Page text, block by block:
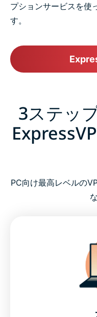
プションサービスを使
す。
3ステッ
PC向け最高レベルの